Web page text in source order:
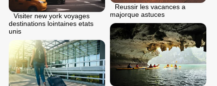
Reussir les vacances a
majorque astuces
Visiter new york voyages
destinations lointaines etats
unis